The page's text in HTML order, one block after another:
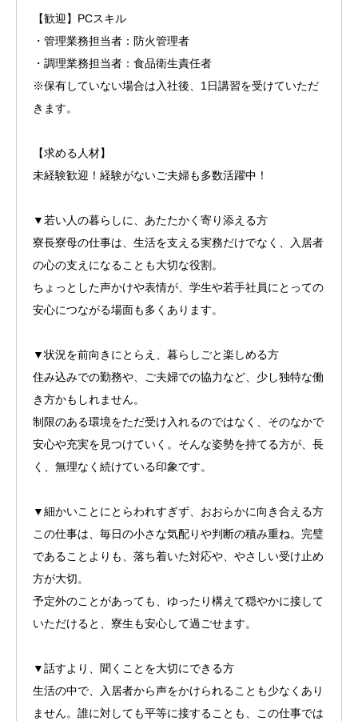
【歓迎】PCスキル
・管理業務担当者：防火管理者
・調理業務担当者：食品衛生責任者
※保有していない場合は入社後、1日講習を受けていただ
きます。
【求める人材】
未経験歓迎！経験がないご夫婦も多数活躍中！
▼若い人の暮らしに、あたたかく寄り添える方
寮長寮母の仕事は、生活を支える実務だけでなく、入居者
の心の支えになることも大切な役割。
ちょっとした声かけや表情が、学生や若手社員にとっての
安心につながる場面も多くあります。
▼状況を前向きにとらえ、暮らしごと楽しめる方
住み込みでの勤務や、ご夫婦での協力など、少し独特な働
き方かもしれません。
制限のある環境をただ受け入れるのではなく、そのなかで
安心や充実を見つけていく。そんな姿勢を持てる方が、長
く、無理なく続けている印象です。
▼細かいことにとらわれすぎず、おおらかに向き合える方
この仕事は、毎日の小さな気配りや判断の積み重ね。完璧
であることよりも、落ち着いた対応や、やさしい受け止め
方が大切。
予定外のことがあっても、ゆったり構えて穏やかに接して
いただけると、寮生も安心して過ごせます。
▼話すより、聞くことを大切にできる方
生活の中で、入居者から声をかけられることも少なくあり
ません。誰に対しても平等に接することも、この仕事では